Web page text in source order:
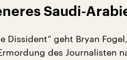
Saudi-
Dissident“ geht Bryan
des Journalisten